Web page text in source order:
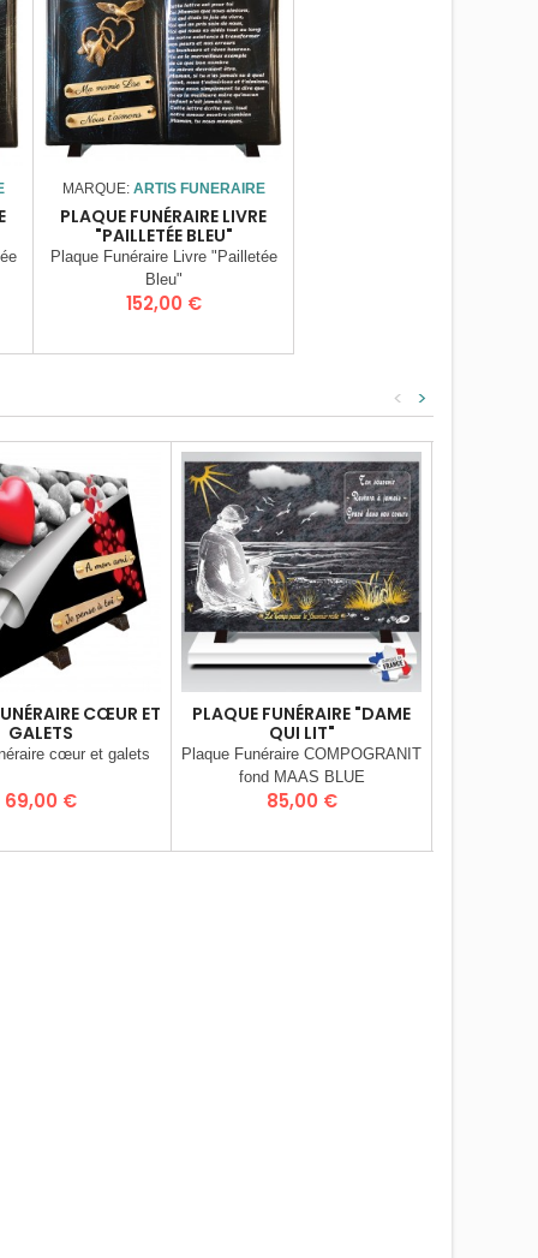
MARQUE: ARTIS FUNERAIRE
PLAQUE FUNÉRAIRE LIVRE
"PAILLETÉE BLEU"
Plaque Funéraire Livre "Pailletée
Bleu"
Prix
152,00 €
>
<
CŒUR ET
GALETS
cœur et galets
Prix
69,00 €
PLAQUE FUNÉRAIRE "DAME
QUI LIT"
Plaque Funéraire COMPOGRANIT
fond MAAS BLUE
Prix
85,00 €